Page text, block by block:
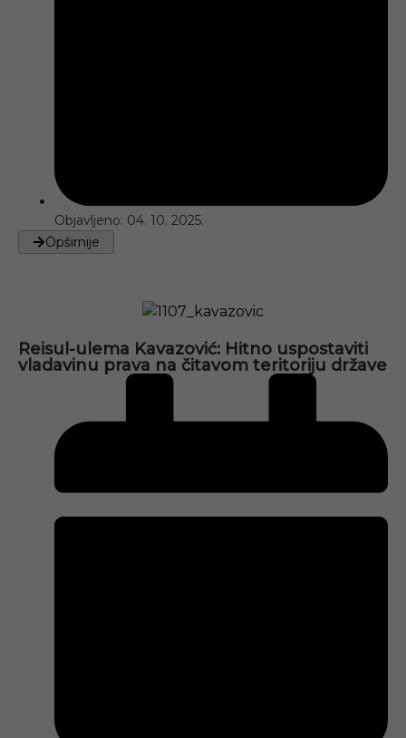
Objavljeno: 04. 10. 2025.
Opširnije
Reisul-ulema Kavazović: Hitno uspostaviti
vladavinu prava na čitavom teritoriju države